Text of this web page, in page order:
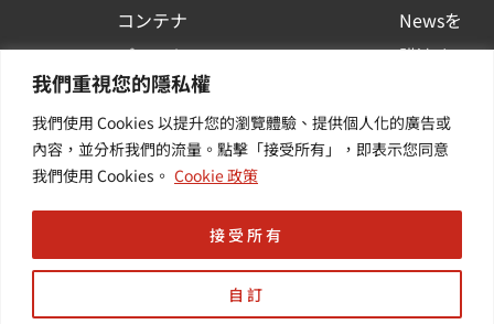
我們重視您的隱私權
我們使用 Cookies 以提升您的瀏覽體驗、提供個人化的廣告或
內容，並分析我們的流量。點擊「接受所有」，即表示您同意
我們使用 Cookies。 Cookie 政策
自訂
接受所有
コンテナ
プラット
フォーム
活用
その他・
Newsを
購読する
イベント
や業界情